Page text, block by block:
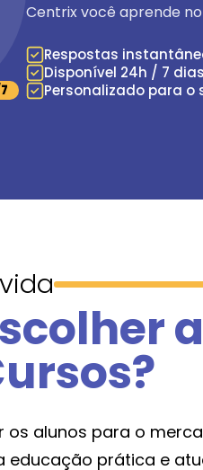
Centrix você aprende
Respostas
Disponível 24h / 7
Personalizado para o
a
os alunos para o
educação prática e